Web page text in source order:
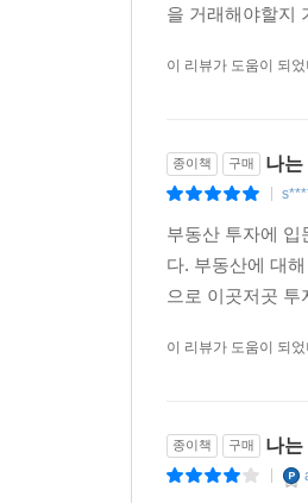
을 거래해야할지
이 리뷰가 도움이 되
종이책 구매 나는
부동산 투자에
다. 부동산에 대
으로 이곳저곳
이 리뷰가 도움이 되
종이책 구매 나는